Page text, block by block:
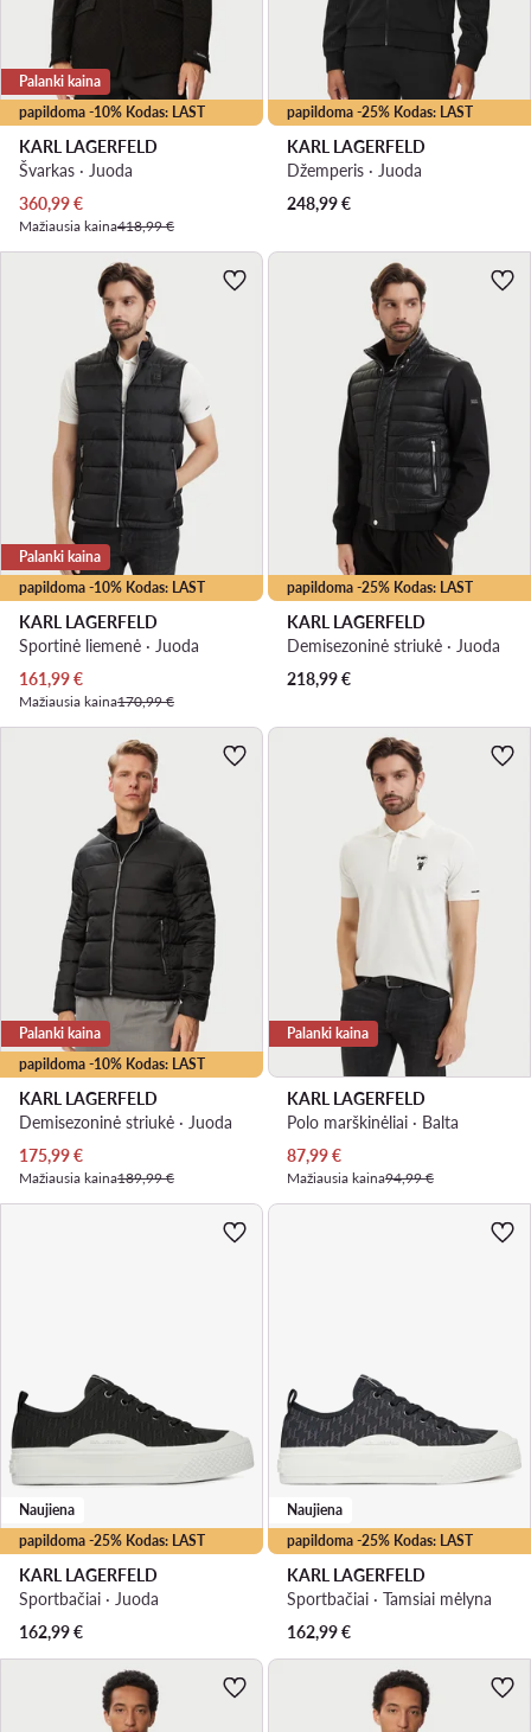
papildoma -10% Kodas: LAST
Palanki kaina
KARL LAGERFELD
Švarkas · Juoda
Dabartinė kaina
360,99€
Mažiausia kaina418,99 €
papildoma -25% Kodas: LAST
KARL LAGERFELD
Džemperis · Juoda
248,99€
papildoma -10% Kodas: LAST
Palanki kaina
KARL LAGERFELD
Sportinė liemenė · Juoda
Dabartinė kaina
161,99€
Mažiausia kaina170,99 €
papildoma -25% Kodas: LAST
KARL LAGERFELD
Demisezoninė striukė · Juoda
218,99€
papildoma -10% Kodas: LAST
Palanki kaina
KARL LAGERFELD
Demisezoninė striukė · Juoda
Dabartinė kaina
175,99€
Mažiausia kaina189,99 €
Palanki kaina
KARL LAGERFELD
Polo marškinėliai · Balta
Dabartinė kaina
87,99€
Mažiausia kaina94,99 €
papildoma -25% Kodas: LAST
Naujiena
KARL LAGERFELD
Sportbačiai · Juoda
162,99€
papildoma -25% Kodas: LAST
Naujiena
KARL LAGERFELD
Sportbačiai · Tamsiai mėlyna
162,99€